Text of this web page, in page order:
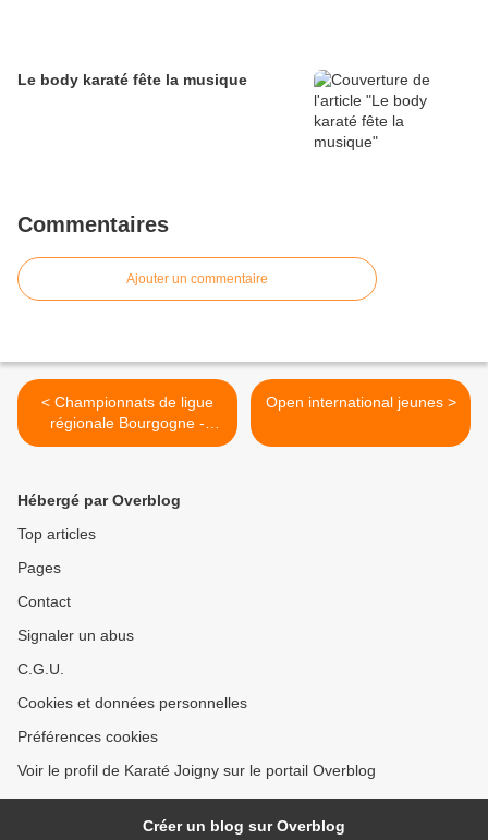
Le body karaté fête la musique
Commentaires
Ajouter un commentaire
< Championnats de ligue
régionale Bourgogne -
Franche Comté
Open international jeunes >
Hébergé par Overblog
Top articles
Pages
Contact
Signaler un abus
C.G.U.
Cookies et données personnelles
Préférences cookies
Voir le profil de Karaté Joigny sur le portail Overblog
Créer un blog sur Overblog